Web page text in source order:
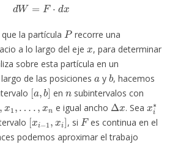
dW= F⋅d x
la partícula
P
recorre una
a lo largo del eje
x
, para determinar
sobre esta partícula en un
de las posiciones
a
y
b
, hacemos
[a,b]
en
n
subintervalos con
,x1,…. xn
e igual ancho
Δx
. Sea
i
[xi−1 x i]
, si
F
es continua en el
podemos aproximar el trabajo